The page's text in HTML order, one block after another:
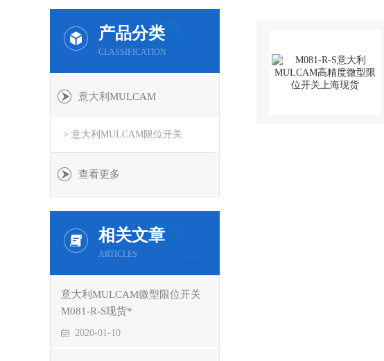
产品分类
CLASSIFICATION
意大利MULCAM
> 意大利MULCAM限位开关
查看更多
相关文章
ARTICLES
意大利MULCAM微型限位开关
M081-R-S现货*
2020-01-10